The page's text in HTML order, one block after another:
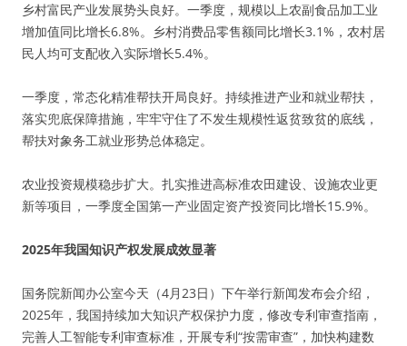
乡村富民产业发展势头良好。一季度，规模以上农副食品加工业
增加值同比增长6.8%。乡村消费品零售额同比增长3.1%，农村居
民人均可支配收入实际增长5.4%。
一季度，常态化精准帮扶开局良好。持续推进产业和就业帮扶，
落实兜底保障措施，牢牢守住了不发生规模性返贫致贫的底线，
帮扶对象务工就业形势总体稳定。
农业投资规模稳步扩大。扎实推进高标准农田建设、设施农业更
新等项目，一季度全国第一产业固定资产投资同比增长15.9%。
2025年我国知识产权发展成效显著
国务院新闻办公室今天（4月23日）下午举行新闻发布会介绍，
2025年，我国持续加大知识产权保护力度，修改专利审查指南，
完善人工智能专利审查标准，开展专利“按需审查”，加快构建数